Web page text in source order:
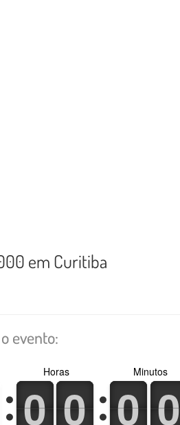
em Curitiba
evento:
0
0
1
1 0
0
1
1
Horas
0
0
1
1 0
0
1
1
Minutos